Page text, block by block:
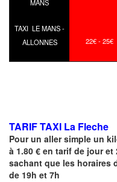
MANS
TAXI LE MANS -
ALLONNES
22€ - 25€
TARIF TAXI La Fleche
Pour un aller simple un
à 1.80 € en tarif de jour
sachant que les horaires
de 19h et 7h